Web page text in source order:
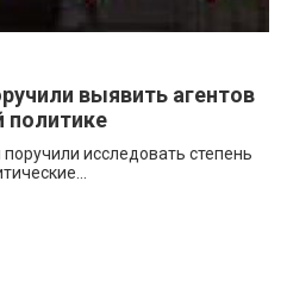
выявить агентов
политике
исследовать степень